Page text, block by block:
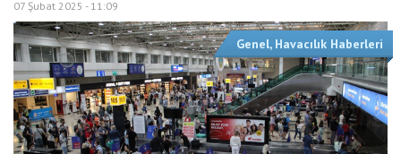
07 Şubat 2025 - 11:09
Genel, Havacılık Haberleri